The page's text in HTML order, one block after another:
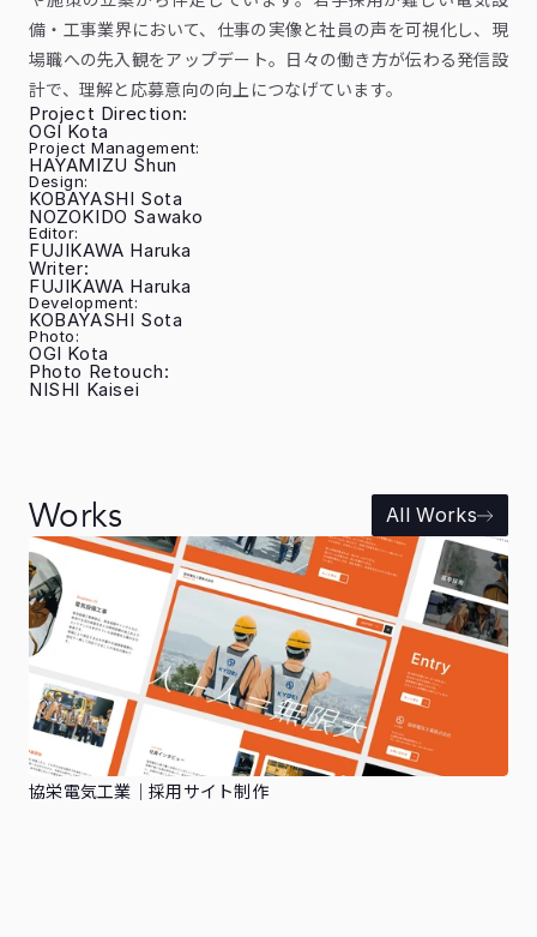
備・工事業界において、仕事の実像と社員の声を可視化し、現
場職への先入観をアップデート。日々の働き方が伝わる発信設
計で、理解と応募意向の向上につなげています。
Project Direction:
OGI Kota
Project Management:
HAYAMIZU Shun
Design:
KOBAYASHI Sota
NOZOKIDO Sawako
Editor:
FUJIKAWA Haruka
Writer:
FUJIKAWA Haruka
Development:
KOBAYASHI Sota
Photo:
OGI Kota
Photo Retouch:
NISHI Kaisei
Works All Works
協栄電気工業｜採用サイト制作